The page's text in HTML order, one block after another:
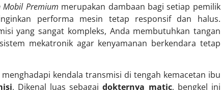
Mobil Premium merupakan dambaan bagi setiap pemilik
performa mesin tetap responsif dan halus.
yang sangat kompleks, Anda membutuhkan tangan
mekatronik agar kenyamanan berkendara tetap
kendala transmisi di tengah kemacetan ibu
. Dikenal luas sebagaidokternya matic, bengkel ini